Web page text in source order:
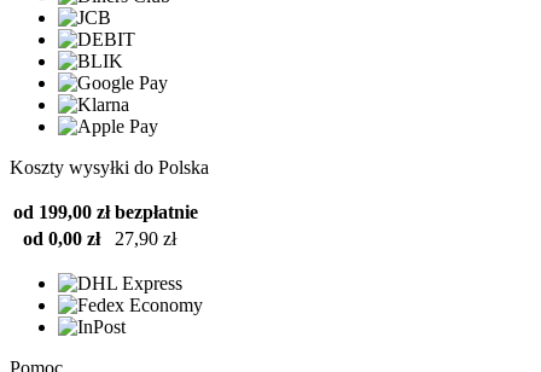
Koszty wysyłki do Polska
od 199,00 zł bezpłatnie
od 0,00 zł
27,90 zł